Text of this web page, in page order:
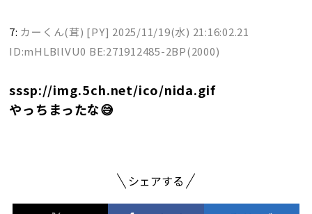
7: カーくん(茸) [PY] 2025/11/19(水) 21:16:02.21
ID:mHLBllVU0 BE:271912485-2BP(2000)
sssp://img.5ch.net/ico/nida.gif
やっちまったな😅
シェアする